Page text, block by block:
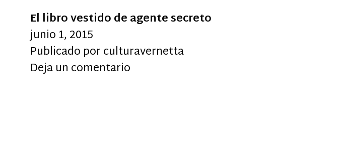
El libro vestido de agente secreto
junio 1, 2015
Publicado porculturavernetta
Deja un comentario